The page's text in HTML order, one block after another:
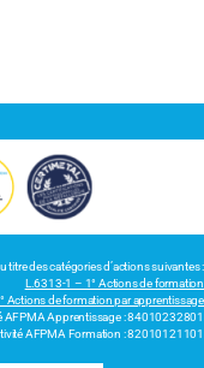
titre des catégories d’actions suivantes :
L.6313-1 – 1° Actions de formation
Actions de formation par apprentissage
AFPMA Apprentissage : 84010232801
AFPMA Formation : 82010121101